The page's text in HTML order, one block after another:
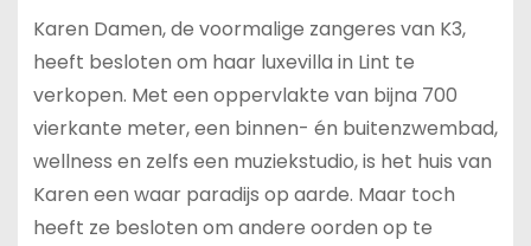
Karen Damen, de voormalige zangeres van K3,
heeft besloten om haar luxevilla in Lint te
verkopen. Met een oppervlakte van bijna 700
vierkante meter, een binnen- én buitenzwembad,
wellness en zelfs een muziekstudio, is het huis van
Karen een waar paradijs op aarde. Maar toch
heeft ze besloten om andere oorden op te